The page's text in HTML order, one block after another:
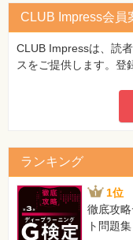
CLUB Impress会員
CLUB Impressは、読
スをご提供します。登
ランキング
1位
徹底攻
ト問題